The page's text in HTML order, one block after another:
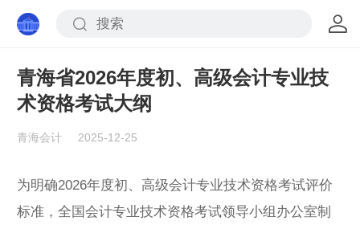
青海省2026年度初、高级会计专业技
术资格考试大纲
青海会计 2025-12-25
为明确2026年度初、高级会计专业技术资格考试评价
标准，全国会计专业技术资格考试领导小组办公室制